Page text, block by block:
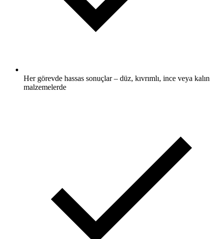
Her görevde hassas sonuçlar – düz, kıvrımlı, ince veya kalın
malzemelerde